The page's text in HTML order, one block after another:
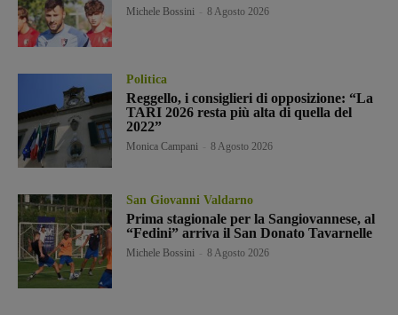
Michele Bossini 8 Agosto 2026
Politica
Reggello, i consiglieri di opposizione: “La
TARI 2026 resta più alta di quella del
2022”
Monica Campani 8 Agosto 2026
San Giovanni Valdarno
Prima stagionale per la Sangiovannese, al
“Fedini” arriva il San Donato Tavarnelle
Michele Bossini 8 Agosto 2026